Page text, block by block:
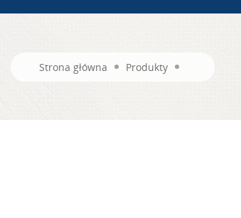
Strona główna Produkty